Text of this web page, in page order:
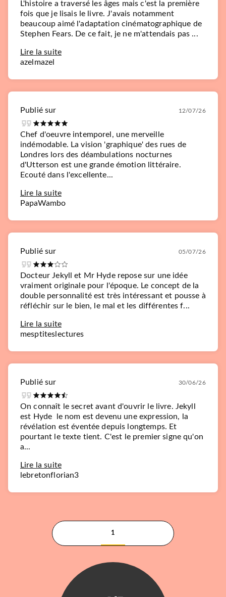
L'histoire a traversé les âges mais c'est la première
fois que je lisais le livre. J'avais notamment
beaucoup aimé l'adaptation cinématographique de
Stephen Fears. De ce fait, je ne m'attendais pas ...
Lire la suite
azelmazel
Publié sur 12/07/26
Chef d'oeuvre intemporel, une merveille
indémodable. La vision 'graphique' des rues de
Londres lors des déambulations nocturnes
d'Utterson est une grande émotion littéraire.
Ecouté dans l'excellente...
Lire la suite
PapaWambo
Publié sur 05/07/26
Docteur Jekyll et Mr Hyde repose sur une idée
vraiment originale pour l'époque. Le concept de la
double personnalité est très intéressant et pousse à
réfléchir sur le bien, le mal et les différentes f...
Lire la suite
mesptiteslectures
Publié sur 30/06/26
On connaît le secret avant d'ouvrir le livre. Jekyll
est Hyde  le nom est devenu une expression, la
révélation est éventée depuis longtemps. Et
pourtant le texte tient. C'est le premier signe qu'on
a...
Lire la suite
lebretonflorian3
1